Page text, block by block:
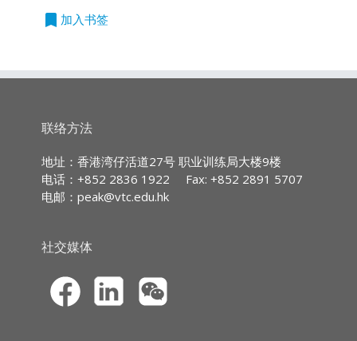
临的挑战，了解香港金融监管机构对本地合规科
技发展的支持措施，以及分析香港金融业在实施
第一部分：人工智能与合规科技的关系及在香港
第二部分：香港监管机构对合规科技的支持及金
融业在应用合规科技所面对的挑战及应对策略
（eCPD：3小时）
*若曾于高峰进修学院报读保险业持续专业培训
课程(CPD)的学员，可经本院网站自行报读网上
课程。
广东话授课及使用中文教材
持续专业进修(CPD)/持续培训(CPT)时数
3
MPFA Non-core CPD Hours:
3
SFC CPT Hours:
HKMA ECF CPD
*新学员在网上注册后，必须经本学院
作身份核实，方可启用eCPD培训平台
天内收到电邮确认通知(不包括星期
程。
bookmark 加入书签
联络方法
地址：香港湾仔活道27号 职业训练局大楼9楼
电话：+852 2836 1922
Fax: +852 2891 5707
电邮： peak@vtc.edu.hk
社交媒体